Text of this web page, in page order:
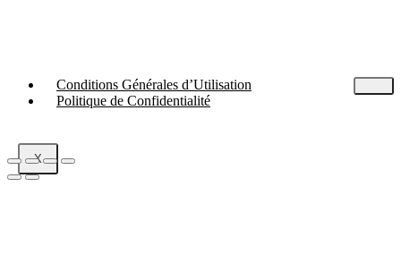
Conditions Générales d’Utilisation
Politique de Confidentialité
X